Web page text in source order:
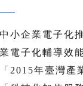
小企業電子化
電子化輔導效
2015年臺灣產